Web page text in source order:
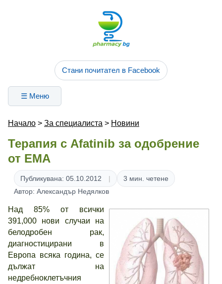
Стани почитател в Facebook
☰ Меню
Начало > За специалиста > Новини
Терапия с Afatinib за одобрение
от EMA
Публикувана: 05.10.2012
3 мин. четене
Автор: Александър Недялков
Над 85% от всички
391,000 нови случаи на
белодробен рак,
диагностицирани в
Европа всяка година, се
дължат на
недребноклетъчния